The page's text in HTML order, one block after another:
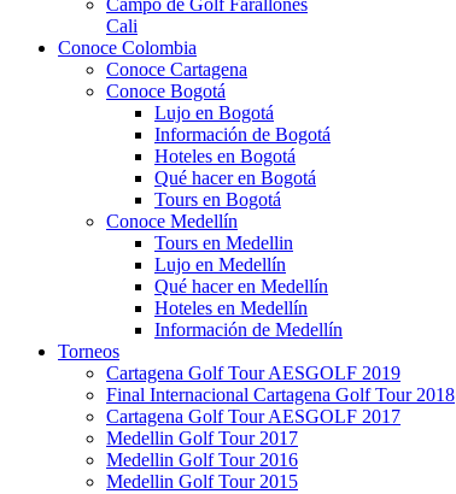
Campo de Golf Farallones
Cali
Conoce Colombia
Conoce Cartagena
Conoce Bogotá
Lujo en Bogotá
Información de Bogotá
Hoteles en Bogotá
Qué hacer en Bogotá
Tours en Bogotá
Conoce Medellín
Tours en Medellin
Lujo en Medellín
Qué hacer en Medellín
Hoteles en Medellín
Información de Medellín
Torneos
Cartagena Golf Tour AESGOLF 2019
Final Internacional Cartagena Golf Tour 2018
Cartagena Golf Tour AESGOLF 2017
Medellin Golf Tour 2017
Medellin Golf Tour 2016
Medellin Golf Tour 2015